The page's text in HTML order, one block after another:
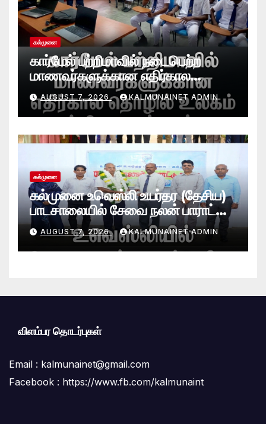
கல்முனை
கார்மேல் பற்றிமாவில் நடைபெற்ற
மாணவர்களுக்கான எதிர்கால
தொழில் உலகம் பற்றிய கருத்தரங்கு
AUGUST 7, 2026 KALMUNAINET ADMIN
கல்முனை
கல்முனை உவெஸ்லி உயர்தர (தேசிய)
பாடசாலையில் சேவை நலன் பாராட்டு
விழா சிறப்பாக நடைபெற்றது
AUGUST 7, 2026 KALMUNAINET ADMIN
விளம்பர தொடர்புகள்
Email : kalmunainet@gmail.com
Facebook : https://www.fb.com/kalmunaint